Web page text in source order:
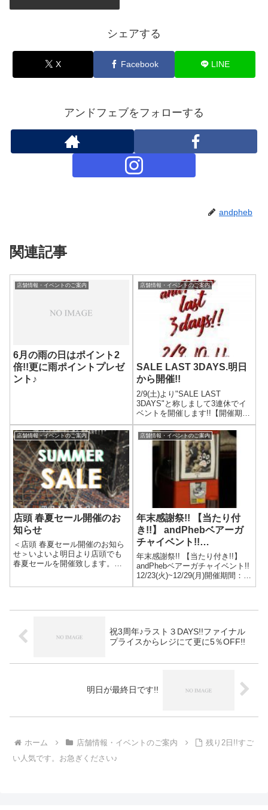
シェアする
X Facebook LINE
アンドフェブをフォローする
andpheb
関連記事
店舗情報・イベントのご案内
6月の雨の日はポイント2
倍!!更に雨ポイントプレゼ
ント♪
店舗情報・イベントのご案内
SALE LAST 3DAYS.明日
から開催!!
2/9(土)より"SALE LAST
3DAYS"と称しまして3連休でイ
ベントを開催します!!【開催期
間】2/9(土) 2/10(日) 2/11(月)こ
の3日間をもってSALE終了とさ
せていただきます。【特典
1】"現金特価 10％OFF...
店舗情報・イベントのご案内
店頭 春夏セール開催のお
知らせ
＜店頭 春夏セール開催のお知ら
せ＞いよいよ明日より店頭でも
春夏セールを開催致します。開
数!!これからが夏なの...
店舗情報・イベントのご案内
年末感謝祭!! 【当たり付
き!!】 andPhebベアーガ
チャイベント!!
12/23(火)~12/29(月)
年末感謝祭!! 【当たり付き!!】
andPhebベアーガチャイベント!!
12/23(火)~12/29(月)開催期間：
12/23(火)~12/29(月)開催場所：・
祝3周年♪ラスト３DAYS!!ファイナル
プライスからレジにて更に5％OFF!!
明日が最終日です!!
ホーム 店舗情報・イベントのご案内
残り2日!!すご
い人気です。お急ぎください♪